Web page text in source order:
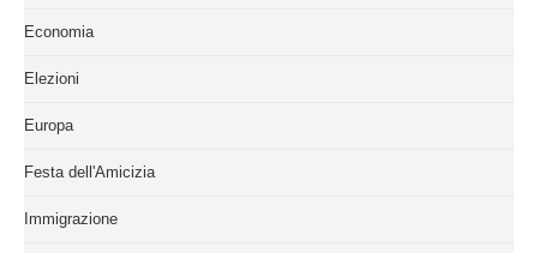
Economia
Elezioni
Europa
Festa dell'Amicizia
Immigrazione